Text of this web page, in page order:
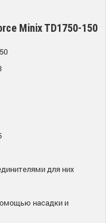
Minix TD1750-150
для них
насадки и